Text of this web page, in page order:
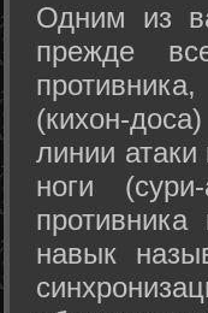
Одним из
прежде
(кихон-
линии
ноги
навык